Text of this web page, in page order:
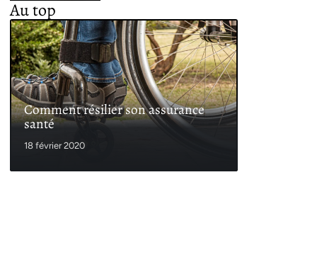
Au top
Comment résilier son assurance
santé
18 février 2020